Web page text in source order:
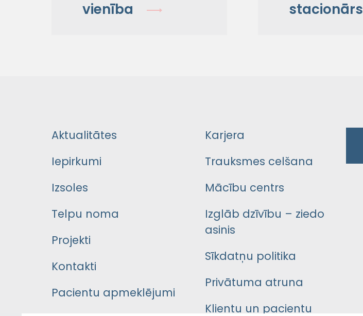
vienība
stacionārs
Aktualitātes
Iepirkumi
Izsoles
Telpu noma
Projekti
Kontakti
Pacientu apmeklējumi
Karjera
Trauksmes celšana
Mācību centrs
Izglāb dzīvību – ziedo
asinis
Sīkdatņu politika
Privātuma atruna
Klientu un pacientu